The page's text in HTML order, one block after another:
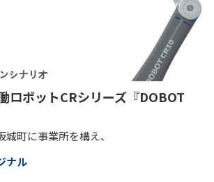
ロボットCRシリーズ『DOBOT
町に事業所を構え、
ナル